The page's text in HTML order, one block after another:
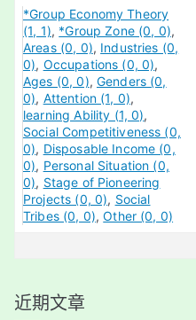
*Group Economy Theory
(1, 1) *Group Zone (0, 0)
Areas (0, 0) Industries (0,
0) Occupations (0, 0)
Ages (0, 0) Genders (0,
0) Attention (1, 0)
learning Ability (1, 0)
Social Competitiveness (0,
0)
Disposable Income (0,
0)
Personal Situation (0,
0)
Stage of Pioneering
Projects (0, 0)
Social
Tribes (0, 0) Other (0, 0)
近期文章